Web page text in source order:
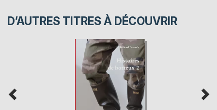
D’AUTRES TITRES À DÉCOUVRIR